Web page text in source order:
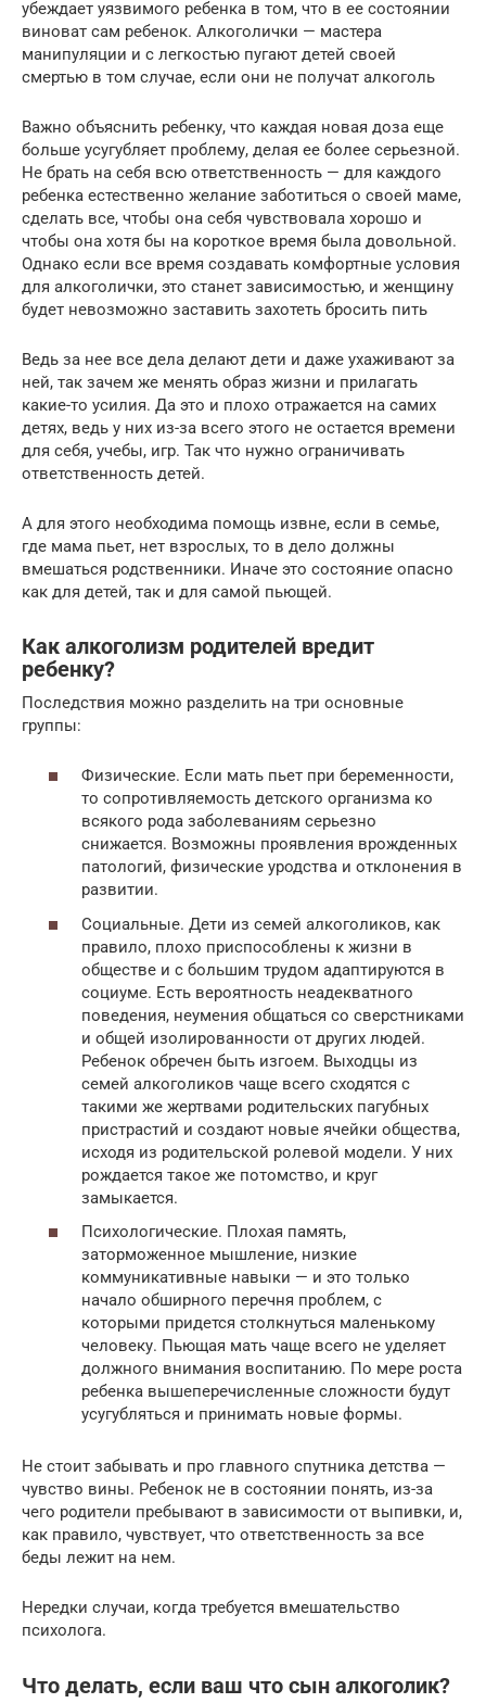
убеждает уязвимого ребенка в том, что в ее состоянии
виноват сам ребенок. Алкоголички — мастера
манипуляции и с легкостью пугают детей своей
смертью в том случае, если они не получат алкоголь
Важно объяснить ребенку, что каждая новая доза еще
больше усугубляет проблему, делая ее более серьезной.
Не брать на себя всю ответственность — для каждого
ребенка естественно желание заботиться о своей маме,
сделать все, чтобы она себя чувствовала хорошо и
чтобы она хотя бы на короткое время была довольной.
Однако если все время создавать комфортные условия
для алкоголички, это станет зависимостью, и женщину
будет невозможно заставить захотеть бросить пить
Ведь за нее все дела делают дети и даже ухаживают за
ней, так зачем же менять образ жизни и прилагать
какие-то усилия. Да это и плохо отражается на самих
детях, ведь у них из-за всего этого не остается времени
для себя, учебы, игр. Так что нужно ограничивать
ответственность детей.
А для этого необходима помощь извне, если в семье,
где мама пьет, нет взрослых, то в дело должны
вмешаться родственники. Иначе это состояние опасно
как для детей, так и для самой пьющей.
Как алкоголизм родителей вредит
ребенку?
Последствия можно разделить на три основные
группы:
Физические. Если мать пьет при беременности,
то сопротивляемость детского организма ко
всякого рода заболеваниям серьезно
снижается. Возможны проявления врожденных
патологий, физические уродства и отклонения в
развитии.
Социальные. Дети из семей алкоголиков, как
правило, плохо приспособлены к жизни в
обществе и с большим трудом адаптируются в
социуме. Есть вероятность неадекватного
поведения, неумения общаться со сверстниками
и общей изолированности от других людей.
Ребенок обречен быть изгоем. Выходцы из
семей алкоголиков чаще всего сходятся с
такими же жертвами родительских пагубных
пристрастий и создают новые ячейки общества,
исходя из родительской ролевой модели. У них
рождается такое же потомство, и круг
замыкается.
Психологические. Плохая память,
заторможенное мышление, низкие
коммуникативные навыки — и это только
начало обширного перечня проблем, с
которыми придется столкнуться маленькому
человеку. Пьющая мать чаще всего не уделяет
должного внимания воспитанию. По мере роста
ребенка вышеперечисленные сложности будут
усугубляться и принимать новые формы.
Не стоит забывать и про главного спутника детства —
чувство вины. Ребенок не в состоянии понять, из-за
чего родители пребывают в зависимости от выпивки, и,
как правило, чувствует, что ответственность за все
беды лежит на нем.
Нередки случаи, когда требуется вмешательство
психолога.
Что делать, если ваш что сын алкоголик?